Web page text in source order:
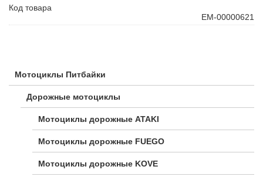
Мотоциклы Питбайки
Дорожные мотоциклы
Мотоциклы дорожные ATAKI
Мотоциклы дорожные FUEGO
Мотоциклы дорожные KOVE
Код товара
ЕМ-00000621